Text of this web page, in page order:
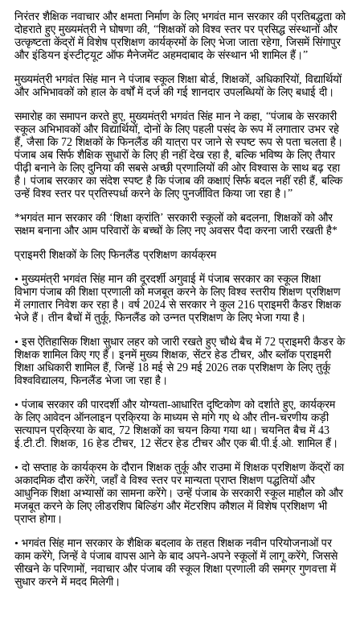
निरंतर शैक्षिक नवाचार और क्षमता निर्माण के लिए भगवंत मान सरकार की प्रतिबद्धता को
दोहराते हुए मुख्यमंत्री ने घोषणा की, “शिक्षकों को विश्व स्तर पर प्रसिद्ध संस्थानों और
उत्कृष्टता केंद्रों में विशेष प्रशिक्षण कार्यक्रमों के लिए भेजा जाता रहेगा, जिसमें सिंगापुर
और इंडियन इंस्टीट्यूट ऑफ मैनेजमेंट अहमदाबाद के संस्थान भी शामिल हैं।”
मुख्यमंत्री भगवंत सिंह मान ने पंजाब स्कूल शिक्षा बोर्ड, शिक्षकों, अधिकारियों, विद्यार्थियों
और अभिभावकों को हाल के वर्षों में दर्ज की गई शानदार उपलब्धियों के लिए बधाई दी।
समारोह का समापन करते हुए, मुख्यमंत्री भगवंत सिंह मान ने कहा, “पंजाब के सरकारी
स्कूल अभिभावकों और विद्यार्थियों, दोनों के लिए पहली पसंद के रूप में लगातार उभर रहे
हैं, जैसा कि 72 शिक्षकों के फिनलैंड की यात्रा पर जाने से स्पष्ट रूप से पता चलता है।
पंजाब अब सिर्फ शैक्षिक सुधारों के लिए ही नहीं देख रहा है, बल्कि भविष्य के लिए तैयार
पीढ़ी बनाने के लिए दुनिया की सबसे अच्छी प्रणालियों की ओर विश्वास के साथ बढ़ रहा
है। पंजाब सरकार का संदेश स्पष्ट है कि पंजाब की कक्षाएं सिर्फ बदल नहीं रही हैं, बल्कि
उन्हें विश्व स्तर पर प्रतिस्पर्धा करने के लिए पुनर्जीवित किया जा रहा है।”
*भगवंत मान सरकार की ‘शिक्षा क्रांति’ सरकारी स्कूलों को बदलना, शिक्षकों को और
सक्षम बनाना और आम परिवारों के बच्चों के लिए नए अवसर पैदा करना जारी रखती है*
प्राइमरी शिक्षकों के लिए फिनलैंड प्रशिक्षण कार्यक्रम
• मुख्यमंत्री भगवंत सिंह मान की दूरदर्शी अगुवाई में पंजाब सरकार का स्कूल शिक्षा
विभाग पंजाब की शिक्षा प्रणाली को मजबूत करने के लिए विश्व स्तरीय शिक्षण प्रशिक्षण
में लगातार निवेश कर रहा है। वर्ष 2024 से सरकार ने कुल 216 प्राइमरी कैडर शिक्षक
भेजे हैं। तीन बैचों में तुर्कू, फिनलैंड को उन्नत प्रशिक्षण के लिए भेजा गया है।
• इस ऐतिहासिक शिक्षा सुधार लहर को जारी रखते हुए चौथे बैच में 72 प्राइमरी कैडर के
शिक्षक शामिल किए गए हैं। इनमें मुख्य शिक्षक, सेंटर हेड टीचर, और ब्लॉक प्राइमरी
शिक्षा अधिकारी शामिल हैं, जिन्हें 18 मई से 29 मई 2026 तक प्रशिक्षण के लिए तुर्कू
विश्वविद्यालय, फिनलैंड भेजा जा रहा है।
• पंजाब सरकार की पारदर्शी और योग्यता-आधारित दृष्टिकोण को दर्शाते हुए, कार्यक्रम
के लिए आवेदन ऑनलाइन प्रक्रिया के माध्यम से मांगे गए थे और तीन-चरणीय कड़ी
सत्यापन प्रक्रिया के बाद, 72 शिक्षकों का चयन किया गया था। चयनित बैच में 43
ई.टी.टी. शिक्षक, 16 हेड टीचर, 12 सेंटर हेड टीचर और एक बी.पी.ई.ओ. शामिल हैं।
• दो सप्ताह के कार्यक्रम के दौरान शिक्षक तुर्कू और राउमा में शिक्षक प्रशिक्षण केंद्रों का
अकादमिक दौरा करेंगे, जहाँ वे विश्व स्तर पर मान्यता प्राप्त शिक्षण पद्धतियों और
आधुनिक शिक्षा अभ्यासों का सामना करेंगे। उन्हें पंजाब के सरकारी स्कूल माहौल को और
मजबूत करने के लिए लीडरशिप बिल्डिंग और मेंटरशिप कौशल में विशेष प्रशिक्षण भी
प्राप्त होगा।
• भगवंत सिंह मान सरकार के शैक्षिक बदलाव के तहत शिक्षक नवीन परियोजनाओं पर
काम करेंगे, जिन्हें वे पंजाब वापस आने के बाद अपने-अपने स्कूलों में लागू करेंगे, जिससे
सीखने के परिणामों, नवाचार और पंजाब की स्कूल शिक्षा प्रणाली की समग्र गुणवत्ता में
सुधार करने में मदद मिलेगी।